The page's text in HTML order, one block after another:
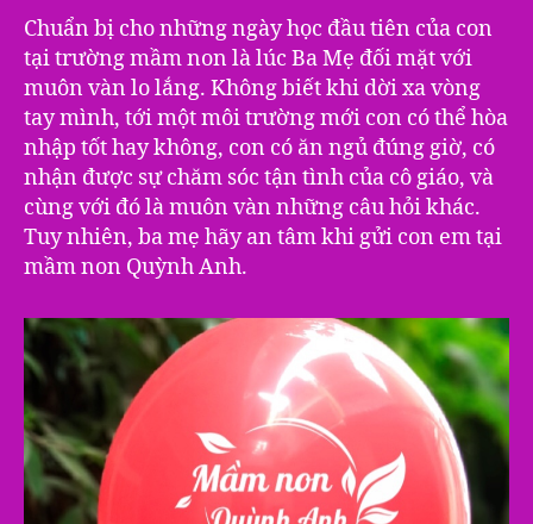
Chuẩn bị cho những ngày học đầu tiên của con
tại trường mầm non là lúc Ba Mẹ đối mặt với
muôn vàn lo lắng. Không biết khi dời xa vòng
tay mình, tới một môi trường mới con có thể hòa
nhập tốt hay không, con có ăn ngủ đúng giờ, có
nhận được sự chăm sóc tận tình của cô giáo, và
cùng với đó là muôn vàn những câu hỏi khác.
Tuy nhiên, ba mẹ hãy an tâm khi gửi con em tại
mầm non Quỳnh Anh.